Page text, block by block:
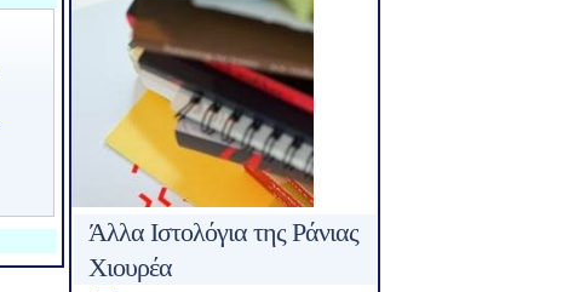
Άλλα Ιστολόγια της Ράνιας
Χιουρέα